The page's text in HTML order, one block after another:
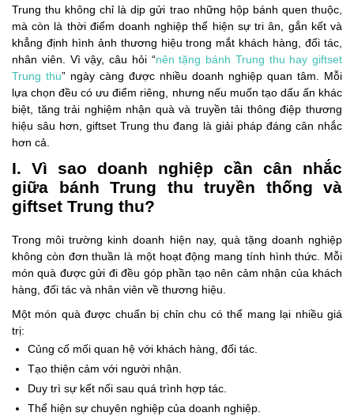
Trung thu không chỉ là dịp gửi trao những hộp bánh quen thuộc,
mà còn là thời điểm doanh nghiệp thể hiện sự tri ân, gắn kết và
khẳng định hình ảnh thương hiệu trong mắt khách hàng, đối tác,
nhân viên. Vì vậy, câu hỏi “nên tặng bánh Trung thu hay giftset
Trung thu” ngày càng được nhiều doanh nghiệp quan tâm. Mỗi
lựa chọn đều có ưu điểm riêng, nhưng nếu muốn tạo dấu ấn khác
biệt, tăng trải nghiệm nhận quà và truyền tải thông điệp thương
hiệu sâu hơn, giftset Trung thu đang là giải pháp đáng cân nhắc
hơn cả.
I. Vì sao doanh nghiệp cần cân nhắc
giữa bánh Trung thu truyền thống và
giftset Trung thu?
Trong môi trường kinh doanh hiện nay, quà tặng doanh nghiệp
không còn đơn thuần là một hoạt động mang tính hình thức. Mỗi
món quà được gửi đi đều góp phần tạo nên cảm nhận của khách
hàng, đối tác và nhân viên về thương hiệu.
Một món quà được chuẩn bị chỉn chu có thể mang lại nhiều giá
trị:
Củng cố mối quan hệ với khách hàng, đối tác.
Tạo thiện cảm với người nhận.
Duy trì sự kết nối sau quá trình hợp tác.
Thể hiện sự chuyên nghiệp của doanh nghiệp.